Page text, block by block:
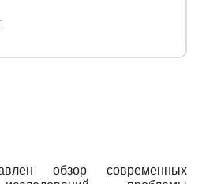
обзор современных